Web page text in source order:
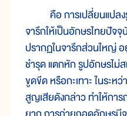
คือ การเปลี่ยนแปลง
จารึกให้เป็นอักษรไทยปัจ
ปรากฏในจารึกส่วนใหญ่
ชำรุด แตกหัก รูปอักษรไ
ขูดขีด หรือกะเทาะ ในระห
สูญเสียดังกล่าว ทำให้กา